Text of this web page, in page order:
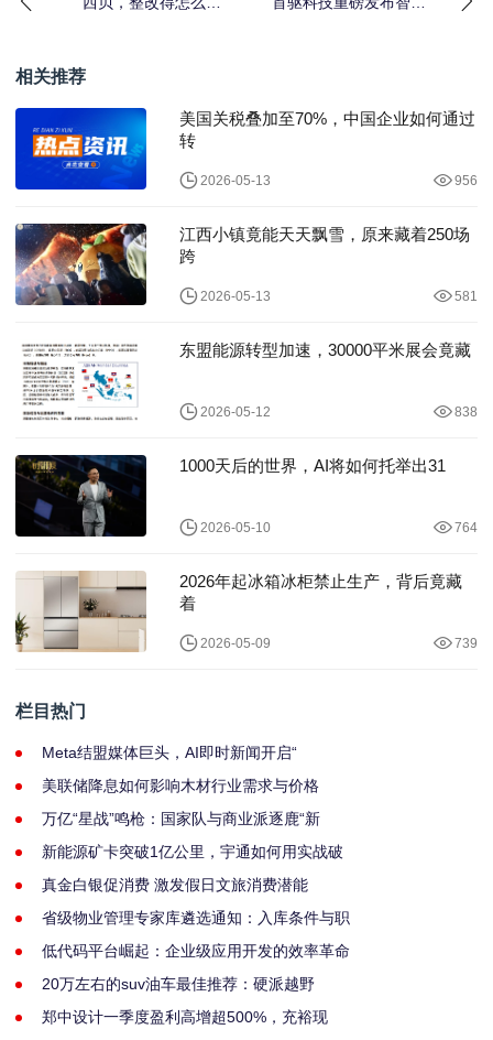
相关推荐
美国关税叠加至70%，中国企业如何通过
转
2026-05-13 956
江西小镇竟能天天飘雪，原来藏着250场
跨
2026-05-13 581
东盟能源转型加速，30000平米展会竟藏
2026-05-12 838
1000天后的世界，AI将如何托举出31
2026-05-10 764
2026年起冰箱冰柜禁止生产，背后竟藏
着
2026-05-09 739
栏目热门
Meta结盟媒体巨头，AI即时新闻开启“
美联储降息如何影响木材行业需求与价格
万亿“星战”鸣枪：国家队与商业派逐鹿“新
新能源矿卡突破1亿公里，宇通如何用实战破
真金白银促消费 激发假日文旅消费潜能
省级物业管理专家库遴选通知：入库条件与职
低代码平台崛起：企业级应用开发的效率革命
20万左右的suv油车最佳推荐：硬派越野
郑中设计一季度盈利高增超500%，充裕现